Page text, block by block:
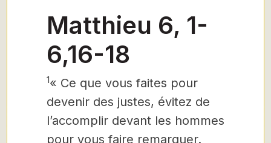
Matthieu 6, 1-
6,16-18
1« Ce que vous faites pour
devenir des justes, évitez de
l’accomplir devant les hommes
pour vous faire remarquer.